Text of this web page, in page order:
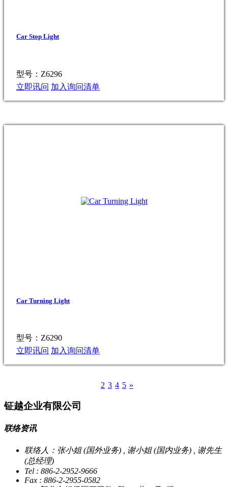
Car Stop Light
型号：Z6296
立即讯问 加入询问清单
Car Turning Light
型号：Z6290
立即讯问 加入询问清单
2 3 4 5 »
钲越企业有限公司
联络资讯
联络人：张小姐 (国外业务) , 谢小姐 (国内业务) , 谢先生
(总经理)
Tel : 886-2-2952-9666
Fax : 886-2-2955-0582